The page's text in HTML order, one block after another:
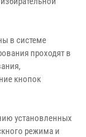
в системе
проходят в
кнопок
установленных
режима и